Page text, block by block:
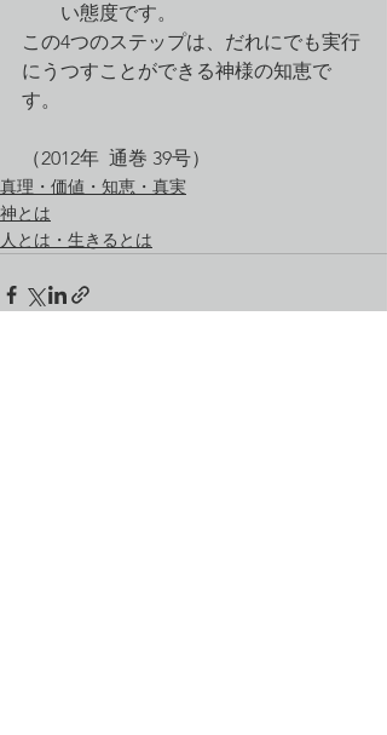
い態度です。
この4つのステップは、だれにでも実行
にうつすことができる神様の知恵で
す。
（2012年  通巻 39号）
真理・価値・知恵・真実
神とは
人とは・生きるとは